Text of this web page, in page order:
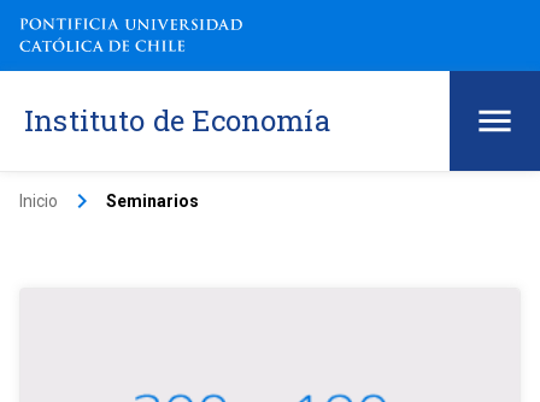
Instituto de Economía
Inicio keyboard_arrow_right Seminarios